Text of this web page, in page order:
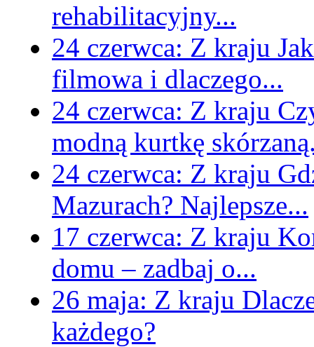
rehabilitacyjny...
24 czerwca: Z kraju
filmowa i dlaczego...
24 czerwca: Z kraju
modną kurtkę
24 czerwca: Z kraju
Mazurach? Najlepsze...
17 czerwca: Z kraju
domu – zadbaj o...
26 maja: Z kraju
każdego?